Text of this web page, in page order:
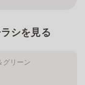
シを見る
グリーン